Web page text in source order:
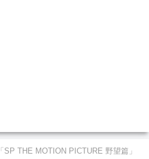
「SP THE MOTION PICTURE 野望篇」